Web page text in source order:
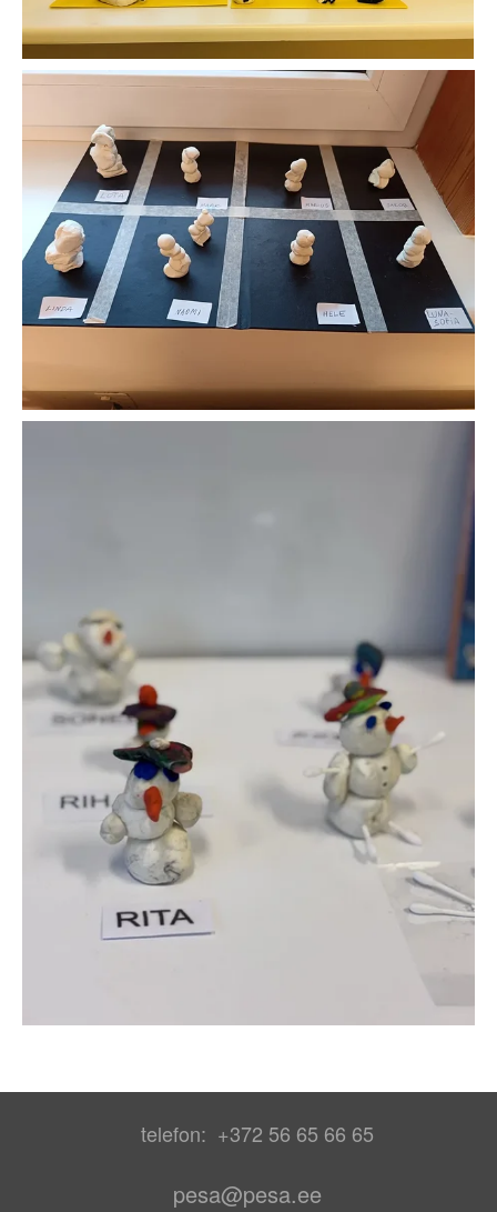
telefon: +372 56 65 66 65
pesa@pesa.ee